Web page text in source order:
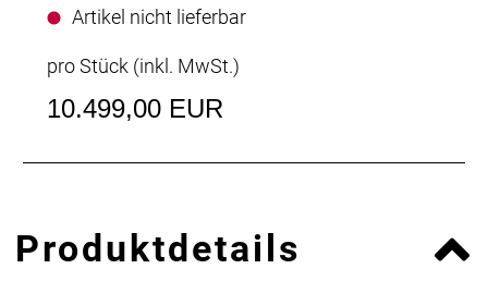
Artikel nicht lieferbar
pro Stück (inkl. MwSt.)
10.499,00 EUR
Produktdetails